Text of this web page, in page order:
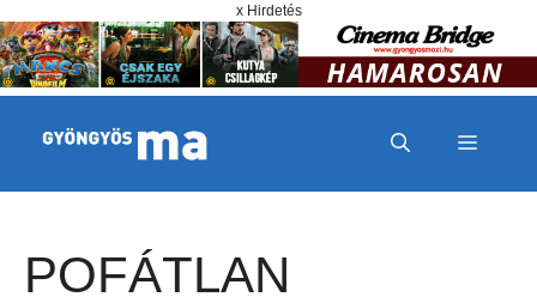
x Hirdetés
MENÜ
POFÁTLAN